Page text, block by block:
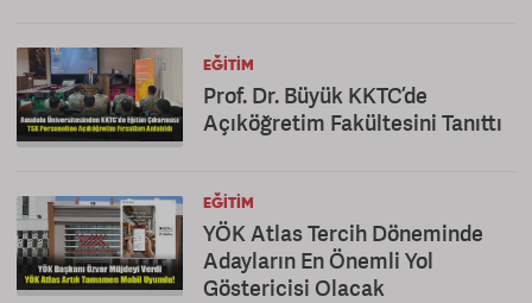
EĞITIM
Prof. Dr. Büyük KKTC’de
Açıköğretim Fakültesini Tanıttı
EĞITIM
YÖK Atlas Tercih Döneminde
Adayların En Önemli Yol
Göstericisi Olacak